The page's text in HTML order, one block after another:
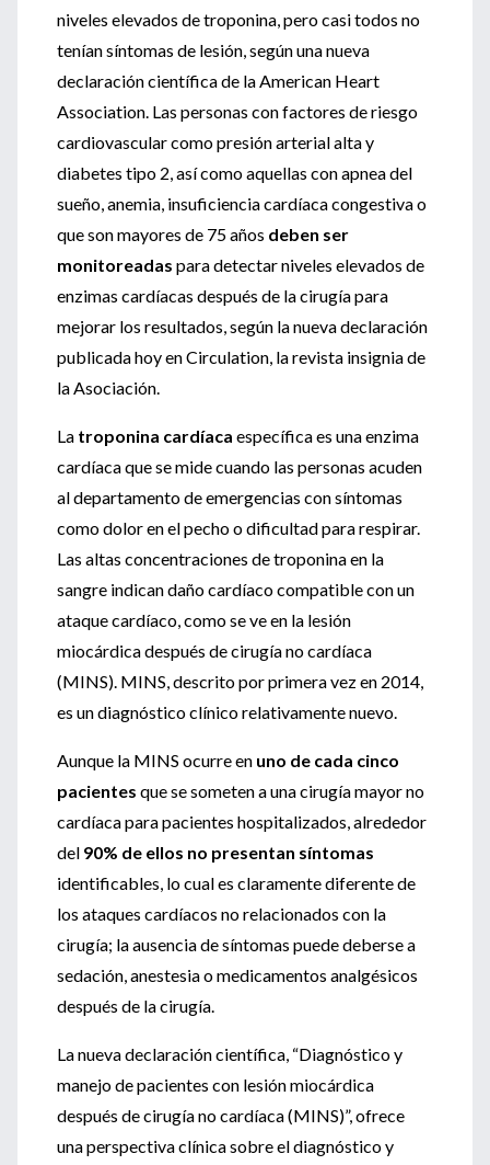
niveles elevados de troponina, pero casi todos no
tenían síntomas de lesión, según una nueva
declaración científica de la American Heart
Association. Las personas con factores de riesgo
cardiovascular como presión arterial alta y
diabetes tipo 2, así como aquellas con apnea del
sueño, anemia, insuficiencia cardíaca congestiva o
que son mayores de 75 años deben ser
monitoreadas para detectar niveles elevados de
enzimas cardíacas después de la cirugía para
mejorar los resultados, según la nueva declaración
publicada hoy en Circulation, la revista insignia de
la Asociación.
La troponina cardíaca específica es una enzima
cardíaca que se mide cuando las personas acuden
al departamento de emergencias con síntomas
como dolor en el pecho o dificultad para respirar.
Las altas concentraciones de troponina en la
sangre indican daño cardíaco compatible con un
ataque cardíaco, como se ve en la lesión
miocárdica después de cirugía no cardíaca
(MINS). MINS, descrito por primera vez en 2014,
es un diagnóstico clínico relativamente nuevo.
Aunque la MINS ocurre en uno de cada cinco
pacientes que se someten a una cirugía mayor no
cardíaca para pacientes hospitalizados, alrededor
del 90% de ellos no presentan síntomas
identificables, lo cual es claramente diferente de
los ataques cardíacos no relacionados con la
cirugía; la ausencia de síntomas puede deberse a
sedación, anestesia o medicamentos analgésicos
después de la cirugía.
La nueva declaración científica, “Diagnóstico y
manejo de pacientes con lesión miocárdica
después de cirugía no cardíaca (MINS)”, ofrece
una perspectiva clínica sobre el diagnóstico y